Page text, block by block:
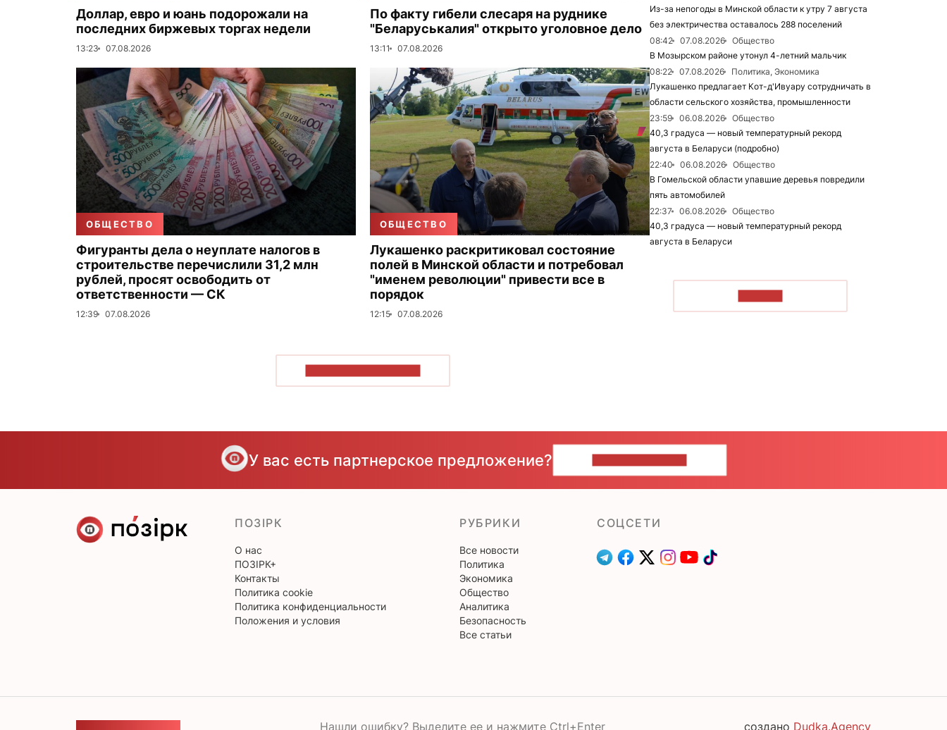
Доллар, евро и юань подорожали на
последних биржевых торгах недели
13:23 07.08.2026
По факту гибели слесаря на руднике
"Беларуськалия" открыто уголовное дело
13:11 07.08.2026
ОБЩЕСТВО
Фигуранты дела о неуплате налогов в
строительстве перечислили 31,2 млн
рублей, просят освободить от
ответственности — СК
12:39 07.08.2026
ОБЩЕСТВО
Лукашенко раскритиковал состояние
полей в Минской области и потребовал
"именем революции" привести все в
порядок
12:15 07.08.2026
Из-за непогоды в Минской области к утру 7 августа
без электричества оставалось 288 поселений
08:42
07.08.2026
Общество
В Мозырском районе утонул 4-летний мальчик
08:22
07.08.2026
Политика, Экономика
Лукашенко предлагает Кот-д'Ивуару сотрудничать в
области сельского хозяйства, промышленности
23:59
06.08.2026
Общество
40,3 градуса — новый температурный рекорд
августа в Беларуси (подробно)
22:40
06.08.2026
Общество
В Гомельской области упавшие деревья повредили
пять автомобилей
22:37
06.08.2026
Общество
40,3 градуса — новый температурный рекорд
августа в Беларуси
У вас есть партнерское предложение?
ПОЗІРК
О нас
ПОЗІРК+
Контакты
Политика cookie
Политика конфиденциальности
Положения и условия
РУБРИКИ
Все новости
Политика
Экономика
Общество
Аналитика
Безопасность
Все статьи
CОЦСЕТИ
Нашли ошибку? Выделите ее и нажмите Ctrl+Enter создано Dudka.Agency